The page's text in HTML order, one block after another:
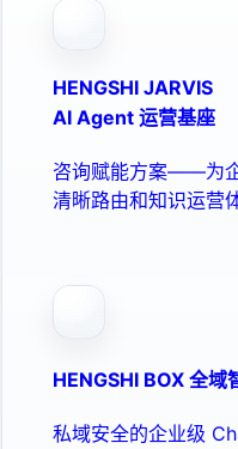
HENGSHI JARVIS
AI Agent 运营基座
咨询赋能方案——为
清晰路由和知识运营
HENGSHI BOX 全域
私域安全的企业级